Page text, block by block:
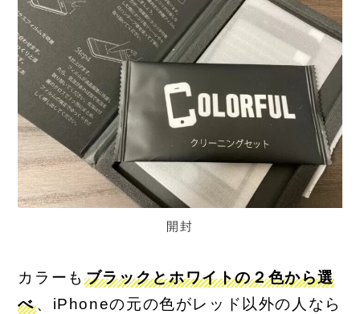
開封
カラーも ブラックとホワイトの２色から選
べ、iPhoneの元の色がレッド以外の人なら